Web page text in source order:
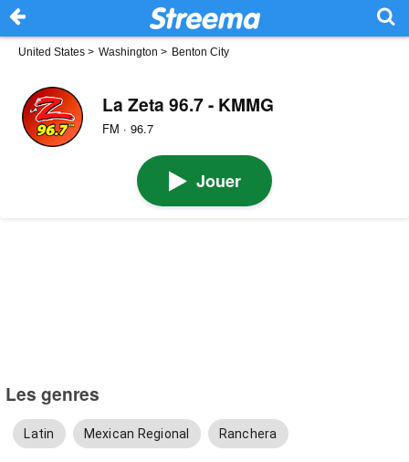
United States > Washington > Benton City
La Zeta 96.7 - KMMG
FM · 96.7
Jouer
Les genres
Latin Mexican Regional Ranchera